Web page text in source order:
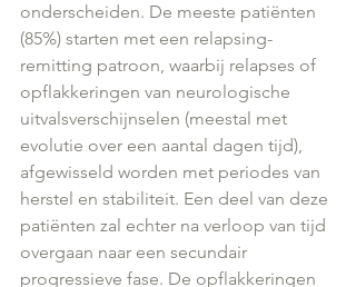
onderscheiden. De meeste patiënten
(85%) starten met een relapsing-
remitting patroon, waarbij relapses of
opflakkeringen van neurologische
uitvalsverschijnselen (meestal met
evolutie over een aantal dagen tijd),
afgewisseld worden met periodes van
herstel en stabiliteit. Een deel van deze
patiënten zal echter na verloop van tijd
overgaan naar een secundair
progressieve fase. De opflakkeringen